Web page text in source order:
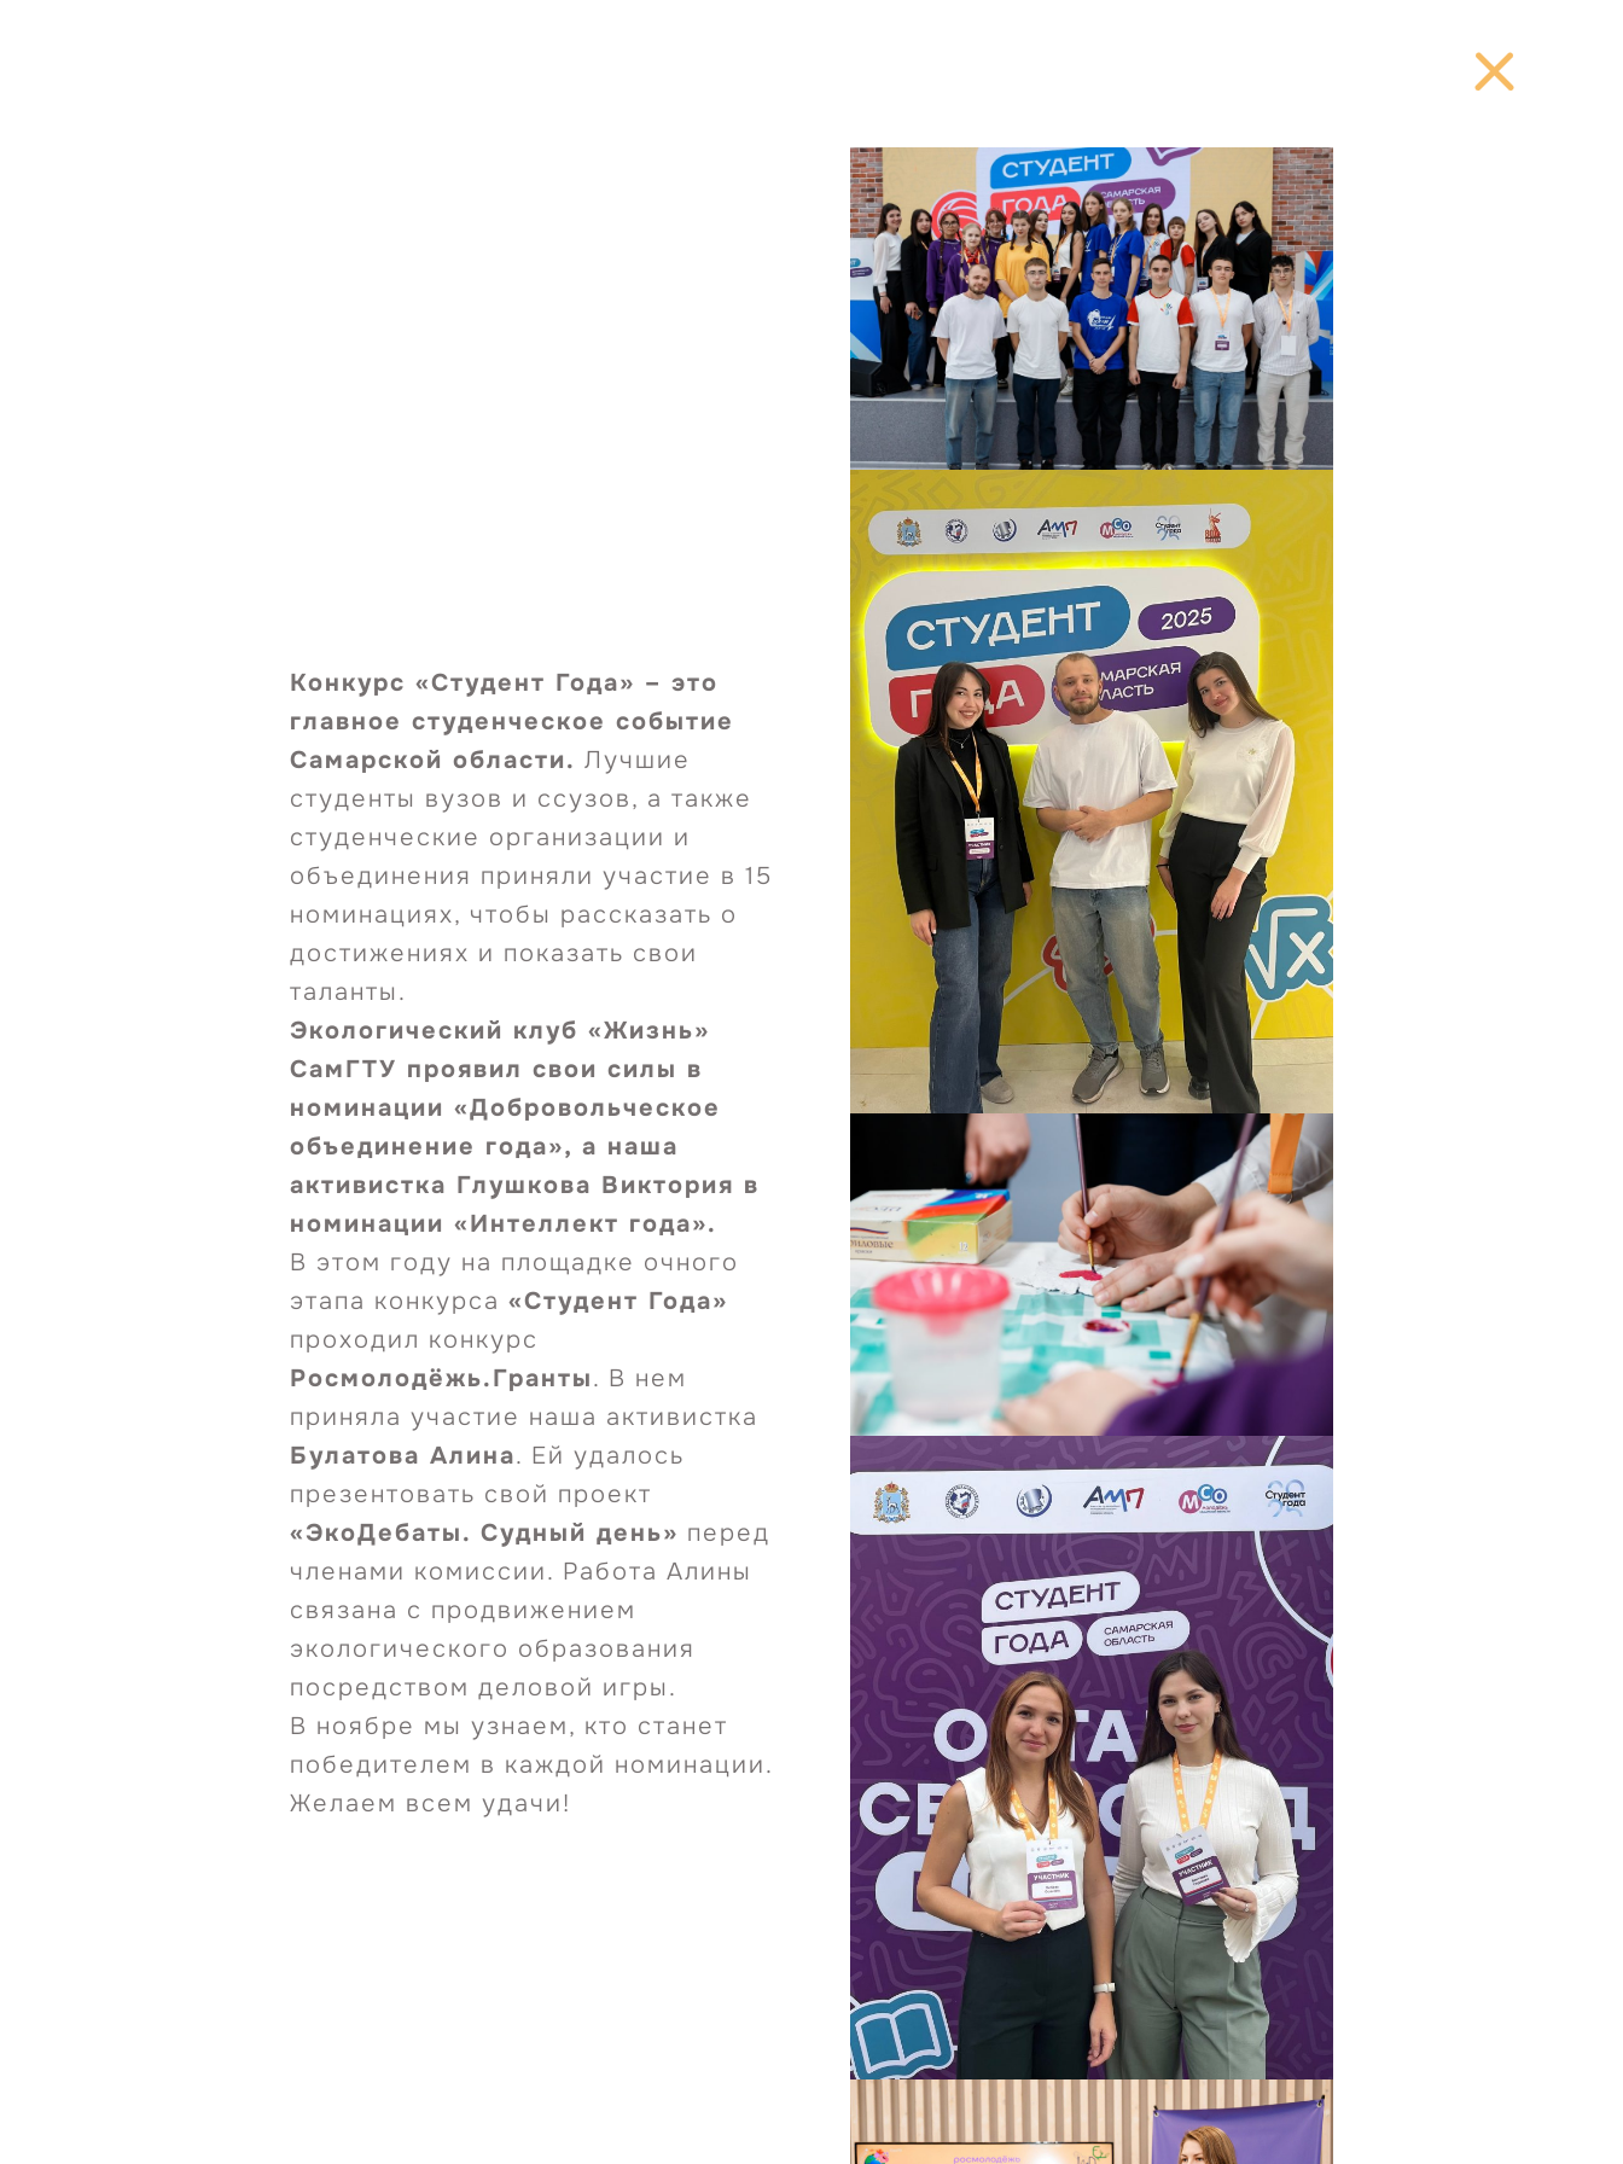
Конкурс «Студент Года» – это
главное студенческое событие
Самарской области. Лучшие
студенты вузов и ссузов, а также
студенческие организации и
объединения приняли участие в 15
номинациях, чтобы рассказать о
достижениях и показать свои
таланты.
Экологический клуб «Жизнь»
СамГТУ проявил свои силы в
номинации «Добровольческое
объединение года», а наша
активистка Глушкова Виктория в
номинации «Интеллект года».
В этом году на площадке очного
этапа конкурса «Студент Года»
проходил конкурс
Росмолодёжь.Гранты. В нем
приняла участие наша активистка
Булатова Алина. Ей удалось
презентовать свой проект
«ЭкоДебаты. Судный день» перед
членами комиссии. Работа Алины
связана с продвижением
экологического образования
посредством деловой игры.
В ноябре мы узнаем, кто станет
победителем в каждой номинации.
Желаем всем удачи!